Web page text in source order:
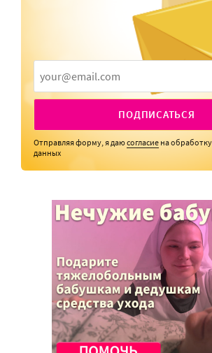
ПОДПИСАТЬСЯ
Отправляя форму, я даюсогласие на
данных